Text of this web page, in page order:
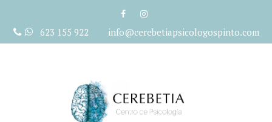
contenido
623 155 922 info@cerebetiapsicologospinto.com